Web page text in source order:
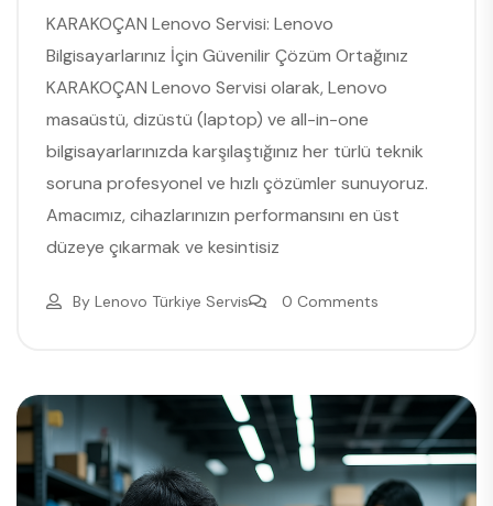
KARAKOÇAN Lenovo Servisi: Lenovo
Bilgisayarlarınız İçin Güvenilir Çözüm Ortağınız
KARAKOÇAN Lenovo Servisi olarak, Lenovo
masaüstü, dizüstü (laptop) ve all-in-one
bilgisayarlarınızda karşılaştığınız her türlü teknik
soruna profesyonel ve hızlı çözümler sunuyoruz.
Amacımız, cihazlarınızın performansını en üst
düzeye çıkarmak ve kesintisiz
By Lenovo Türkiye Servis 0 Comments